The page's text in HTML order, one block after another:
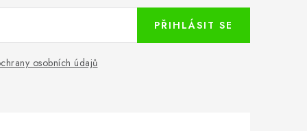
osobních údajů
PŘIHLÁSIT SE